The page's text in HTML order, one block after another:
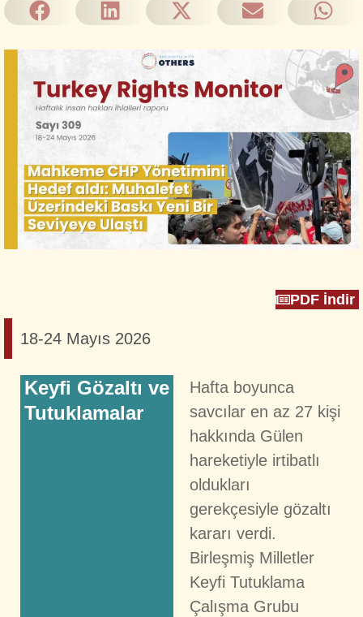
PDF İndir
18-24 Mayıs 2026
Keyfi Gözaltı ve
Tutuklamalar
Hafta boyunca
savcılar en az 27 kişi
hakkında Gülen
hareketiyle irtibatlı
oldukları
gerekçesiyle gözaltı
kararı verdi.
Birleşmiş Milletler
Keyfi Tutuklama
Çalışma Grubu